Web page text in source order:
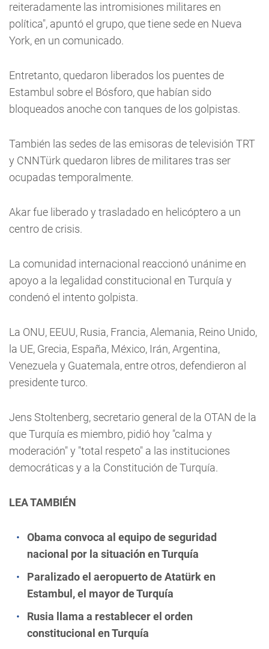
reiteradamente las intromisiones militares en
política", apuntó el grupo, que tiene sede en Nueva
York, en un comunicado.
Entretanto, quedaron liberados los puentes de
Estambul sobre el Bósforo, que habían sido
bloqueados anoche con tanques de los golpistas.
También las sedes de las emisoras de televisión TRT
y CNNTürk quedaron libres de militares tras ser
ocupadas temporalmente.
Akar fue liberado y trasladado en helicóptero a un
centro de crisis.
La comunidad internacional reaccionó unánime en
apoyo a la legalidad constitucional en Turquía y
condenó el intento golpista.
La ONU, EEUU, Rusia, Francia, Alemania, Reino Unido,
la UE, Grecia, España, México, Irán, Argentina,
Venezuela y Guatemala, entre otros, defendieron al
presidente turco.
Jens Stoltenberg, secretario general de la OTAN de la
que Turquía es miembro, pidió hoy "calma y
moderación" y "total respeto" a las instituciones
democráticas y a la Constitución de Turquía.
LEA TAMBIÉN
Obama convoca al equipo de seguridad
nacional por la situación en Turquía
Paralizado el aeropuerto de Atatürk en
Estambul, el mayor de Turquía
Rusia llama a restablecer el orden
constitucional en Turquía